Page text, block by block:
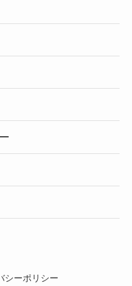
シーポリシー